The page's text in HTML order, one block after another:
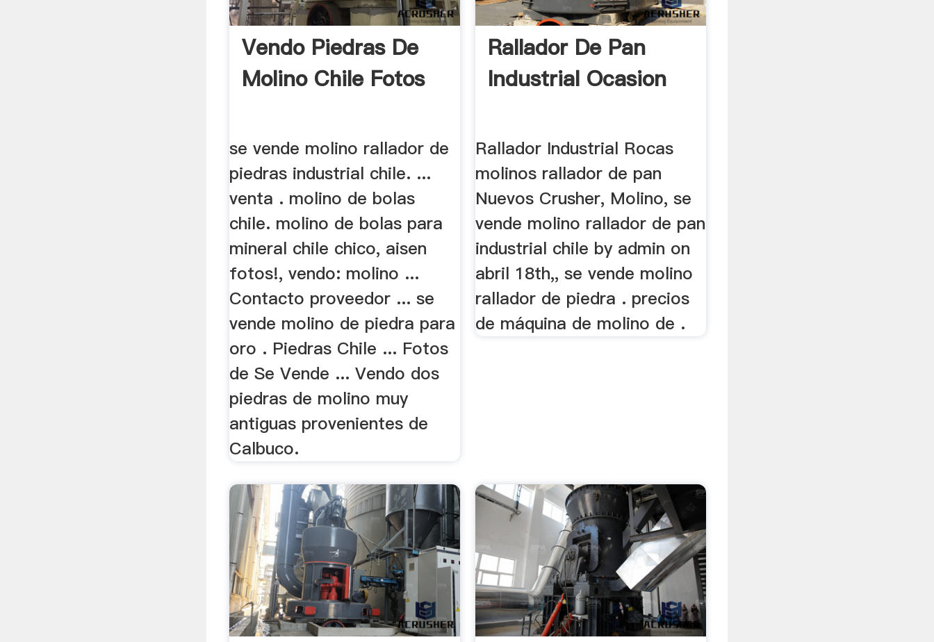
Vendo Piedras De
Molino Chile Fotos
se vende molino rallador de
piedras industrial chile. ...
venta . molino de bolas
chile. molino de bolas para
mineral chile chico, aisen
fotos!, vendo: molino ...
Contacto proveedor ... se
vende molino de piedra para
oro . Piedras Chile ... Fotos
de Se Vende ... Vendo dos
piedras de molino muy
antiguas provenientes de
Calbuco.
Rallador De Pan
Industrial Ocasion
Rallador Industrial Rocas
molinos rallador de pan
Nuevos Crusher, Molino, se
vende molino rallador de pan
industrial chile by admin on
abril 18th,, se vende molino
rallador de piedra . precios
de máquina de molino de .